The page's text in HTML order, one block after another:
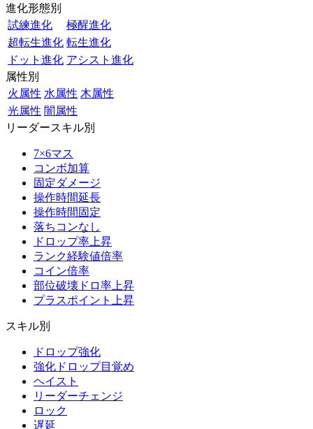
進化形態別
試練進化
極醒進化
超転生進化 転生進化
ドット進化 アシスト進化
属性別
火属性 水属性 木属性
光属性 闇属性
リーダースキル別
7×6マス
コンボ加算
固定ダメージ
操作時間延長
操作時間固定
落ちコンなし
ドロップ率上昇
ランク経験値倍率
コイン倍率
部位破壊ドロ率上昇
プラスポイント上昇
スキル別
ドロップ強化
強化ドロップ目覚め
ヘイスト
リーダーチェンジ
ロック
遅延